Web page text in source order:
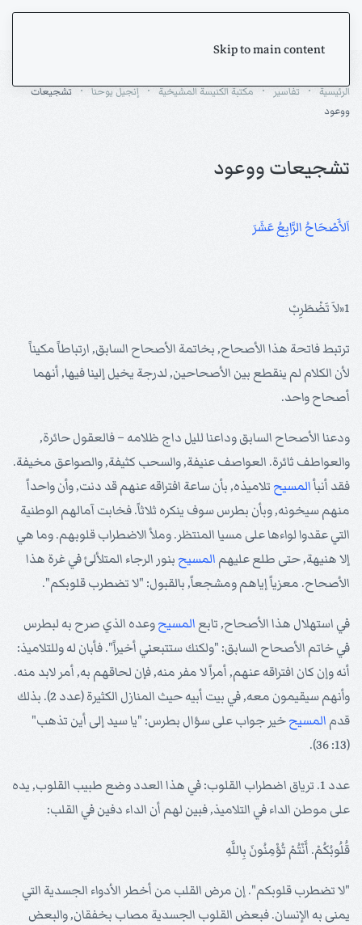
Skip to main content
الرئيسية تفاسير مكتبة الكنيسة المشيخية إنجيل يوحنا
تشجيعات
ووعود
تشجيعات ووعود
اَلأَصْحَاحُ الرَّابِعُ عَشَرَ
1«لاَ تَضْطَرِبْ
ترتبط فاتحة هذا الأصحاح, بخاتمة الأصحاح السابق, ارتباطاً مكيناً
لأن الكلام لم ينقطع بين الأصحاحين, لدرجة يخيل إلينا فيها, أنهما
أصحاح واحد.
ودعنا الأصحاح السابق وداعنا لليل داج ظلامه – فالعقول حائرة,
والعواطف ثائرة. العواصف عنيفة, والسحب كثيفة, والصواعق مخيفة.
فقد أنبأالمسيح تلاميذه, بأن ساعة افتراقه عنهم قد دنت, وأن واحداً
منهم سيخونه, وبأن بطرس سوف ينكره ثلاثاً. فخابت آمالهم الوطنية
التي عقدوا لواءها على مسيا المنتظر. وملأ الاضطراب قلوبهم. وما هي
إلا هنيهة, حتى طلع عليهمالمسيح بنور الرجاء المتلألئ في غرة هذا
الأصحاح. معزياً إياهم ومشجعاً, بالقبول: "لا تضطرب قلوبكم".
في استهلال هذا الأصحاح, تابع المسيحوعده الذي صرح به لبطرس
في خاتم الأصحاح السابق: "ولكنك ستتبعني أخيراً". فأبان له وللتلاميذ:
أنه وإن كان افتراقه عنهم, أمراً لا مفر منه, فإن لحاقهم به, أمر لابد منه.
وأنهم سيقيمون معه, في بيت أبيه حيث المنازل الكثيرة (عدد 2). بذلك
قدم المسيحخير جواب على سؤال بطرس: "يا سيد إلى أين تذهب"
(13: 36).
عدد 1. ترياق اضطراب القلوب: في هذا العدد وضع طبيب القلوب, يده
على موطن الداء في التلاميذ, فبين لهم أن الداء دفين في القلب:
قُلُوبُكُمْ. أَنْتُمْ تُؤْمِنُونَ بِاللَّهِ
"لا تضطرب قلوبكم". إن مرض القلب من أخطر الأدواء الجسدية التي
يمنى به الإنسان. فبعض القلوب الجسدية مصاب بخفقان, والبعض